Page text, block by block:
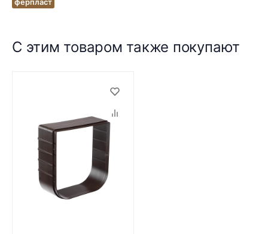
ферпласт
С этим товаром также покупают